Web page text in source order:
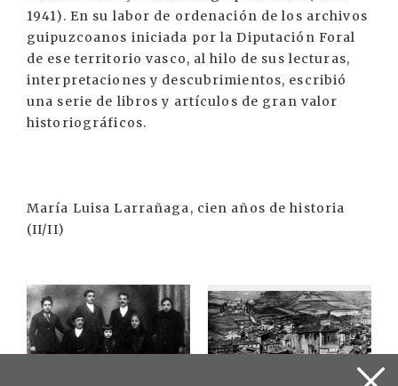
1941). En su labor de ordenación de los archivos
guipuzcoanos iniciada por la Diputación Foral
de ese territorio vasco, al hilo de sus lecturas,
interpretaciones y descubrimientos, escribió
una serie de libros y artículos de gran valor
historiográficos.
María Luisa Larrañaga, cien años de historia
(II/II)